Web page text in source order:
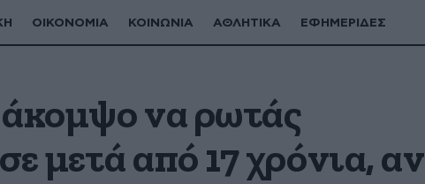
ΟΙΚΟΝΟΜΙΑ ΚΟΙΝΩΝΙΑ ΑΘΛΗΤΙΚΑ ΕΦΗΜΕΡΙΔΕΣ
άκομψο να ρωτάς
μετά από 17 χρόνια, αν